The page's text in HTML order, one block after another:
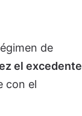
de
el excedente
con el